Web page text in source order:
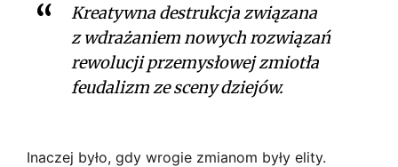
Kreatywna destrukcja związana
z wdrażaniem nowych rozwiązań
rewolucji przemysłowej zmiotła
feudalizm ze sceny dziejów.
Inaczej było, gdy wrogie zmianom były elity.